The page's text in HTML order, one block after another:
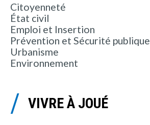
Citoyenneté
État civil
Emploi et Insertion
Prévention et Sécurité publique
Urbanisme
Environnement
VIVRE À JOUÉ